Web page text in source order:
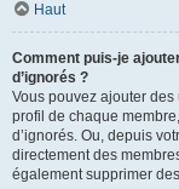
Haut
Comment puis-je
d’ignorés ?
Vous pouvez ajouter
profil de chaque
d’ignorés. Ou, depuis
directement des
également supprimer